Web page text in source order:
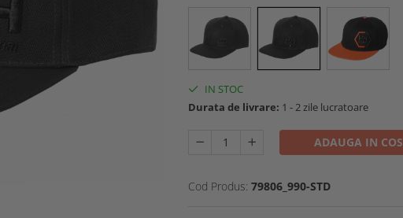
IN STOC
Durata de livrare: 1 - 2 zile lucratoare
ADAUGA IN COS
Cod Produs: 79806_990-STD